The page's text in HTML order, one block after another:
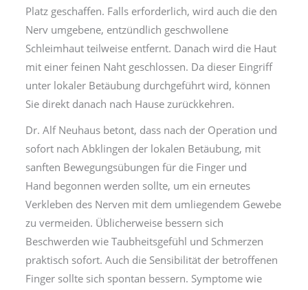
Platz geschaffen. Falls erforderlich, wird auch die den
Nerv umgebene, entzündlich geschwollene
Schleimhaut teilweise entfernt. Danach wird die Haut
mit einer feinen Naht geschlossen. Da dieser Eingriff
unter lokaler Betäubung durchgeführt wird, können
Sie direkt danach nach Hause zurückkehren.
Dr. Alf Neuhaus betont, dass nach der Operation und
sofort nach Abklingen der lokalen Betäubung, mit
sanften Bewegungsübungen für die Finger und
Hand begonnen werden sollte, um ein erneutes
Verkleben des Nerven mit dem umliegendem Gewebe
zu vermeiden. Üblicherweise bessern sich
Beschwerden wie Taubheitsgefühl und Schmerzen
praktisch sofort. Auch die Sensibilität der betroffenen
Finger sollte sich spontan bessern. Symptome wie